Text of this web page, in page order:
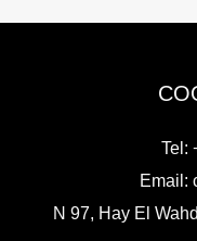
Tel:
Email:
N 97, Hay El